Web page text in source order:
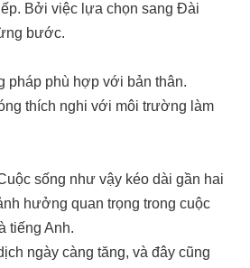
Bởi việc lựa chọn sang Đài
bước.
pháp phù hợp với bản thân.
thích nghi với môi trường làm
sống như vậy kéo dài gần hai
hưởng quan trọng trong cuộc
tiếng Anh.
ngày càng tăng, và đây cũng